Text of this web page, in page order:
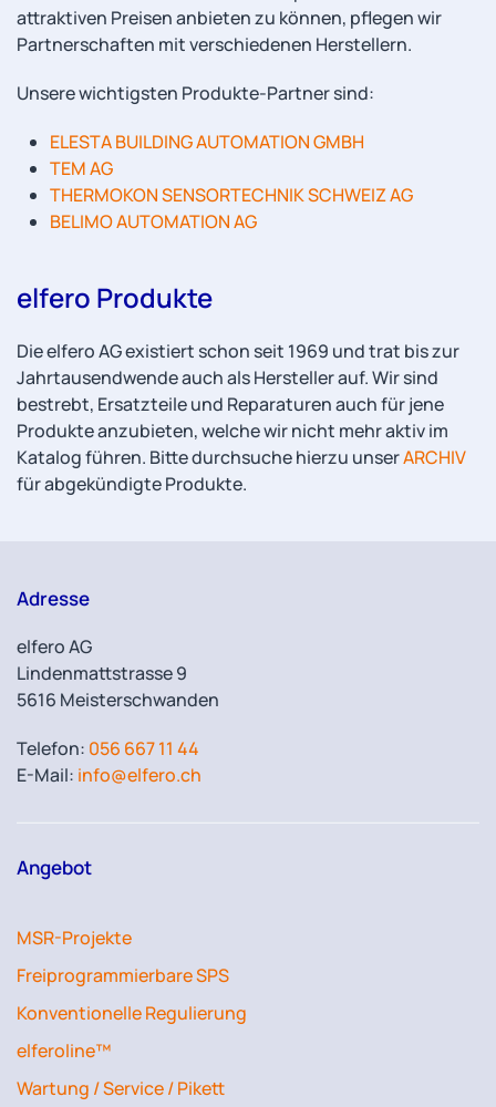
attraktiven Preisen anbieten zu können, pflegen wir
Partnerschaften mit verschiedenen Herstellern.
Unsere wichtigsten Produkte-Partner sind:
ELESTA BUILDING AUTOMATION GMBH
TEM AG
THERMOKON SENSORTECHNIK SCHWEIZ AG
BELIMO AUTOMATION AG
elfero Produkte
Die elfero AG existiert schon seit 1969 und trat bis zur
Jahrtausendwende auch als Hersteller auf. Wir sind
bestrebt, Ersatzteile und Reparaturen auch für jene
Produkte anzubieten, welche wir nicht mehr aktiv im
Katalog führen. Bitte durchsuche hierzu unserARCHIV
für abgekündigte Produkte.
Adresse
elfero AG
Lindenmattstrasse 9
5616 Meisterschwanden
Telefon: 056 667 11 44
E-Mail: info@elfero.ch
Angebot
MSR-Projekte
Freiprogrammierbare SPS
Konventionelle Regulierung
elferoline™
Wartung / Service / Pikett